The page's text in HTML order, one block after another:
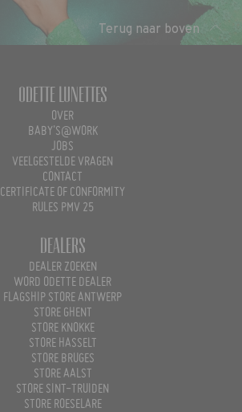
Terug naar boven
Odette Lunettes
OVER
BABY'S@WORK
JOBS
VEELGESTELDE VRAGEN
CONTACT
CERTIFICATE OF CONFORMITY
RULES PMV 25
Dealers
DEALER ZOEKEN
WORD ODETTE DEALER
FLAGSHIP STORE ANTWERP
STORE GHENT
STORE KNOKKE
STORE HASSELT
STORE BRUGES
STORE AALST
STORE SINT-TRUIDEN
STORE ROESELARE